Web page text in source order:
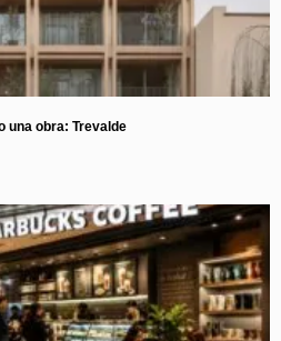
una obra: Trevalde